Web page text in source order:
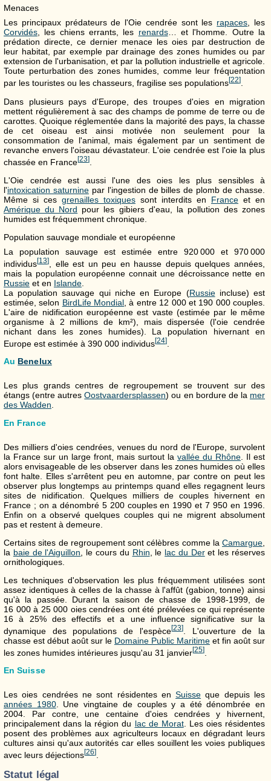
Menaces
Les principaux prédateurs de l'Oie cendrée sont les rapaces, les
Corvidés, les chiens errants, les renards… et l'homme. Outre la
prédation directe, ce dernier menace les oies par destruction de
leur habitat, par exemple par drainage des zones humides ou par
extension de l'urbanisation, et par la pollution industrielle et agricole.
Toute perturbation des zones humides, comme leur fréquentation
par les touristes ou les chasseurs, fragilise ses populations[22]
Dans plusieurs pays d'Europe, des troupes d'oies en migration
mettent régulièrement à sac des champs de pomme de terre ou de
carottes. Quoique réglementée dans la majorité des pays, la chasse
de cet oiseau est ainsi motivée non seulement pour la
consommation de l'animal, mais également par un sentiment de
revanche envers l'oiseau dévastateur. L'oie cendrée est l'oie la plus
chassée en France[23]
L'Oie cendrée est aussi l'une des oies les plus sensibles à
l'intoxication saturninepar l'ingestion de billes de plomb de chasse.
Même si ces grenailles toxiques sont interdits en France et en
Amérique du Nord pour les gibiers d'eau, la pollution des zones
humides est fréquemment chronique.
Population sauvage mondiale et européenne
La population sauvage est estimée entre 920 000 et 970 000
individus[13]
, elle est un peu en hausse depuis quelques années,
mais la population européenne connait une décroissance nette en
Russie et en Islande
La population sauvage qui niche en Europe (Russieincluse) est
estimée, selon BirdLife Mondial , à entre 12 000 et 190 000 couples.
L'aire de nidification européenne est vaste (estimée par le même
organisme à 2 millions de km²), mais dispersée (l'oie cendrée
nichant dans les zones humides). La population hivernant en
Europe est estimée à 390 000 individus[24]
Au Benelux
Les plus grands centres de regroupement se trouvent sur des
étangs (entre autresOostvaardersplassen) ou en bordure de la mer
des Wadden
En France
Des milliers d'oies cendrées, venues du nord de l'Europe, survolent
la France sur un large front, mais surtout la vallée du Rhône . Il est
alors envisageable de les observer dans les zones humides où elles
font halte. Elles s'arrêtent peu en automne, par contre on peut les
observer plus longtemps au printemps quand elles regagnent leurs
sites de nidification. Quelques milliers de couples hivernent en
France ; on a dénombré 5 200 couples en 1990 et 7 950 en 1996.
Enfin on a observé quelques couples qui ne migrent absolument
pas et restent à demeure.
Certains sites de regroupement sont célèbres comme la Camargue
la baie de l'Aiguillon , le cours du Rhin , le lac du Deret les réserves
ornithologiques.
Les techniques d'observation les plus fréquemment utilisées sont
assez identiques à celles de la chasse à l'affût (gabion, tonne) ainsi
qu'à la passée. Durant la saison de chasse de 1998-1999, de
16 000 à 25 000 oies cendrées ont été prélevées ce qui représente
16 à 25% des effectifs et a une influence significative sur la
dynamique des populations de l'espèce[23]. L'ouverture de la
chasse est début août sur le Domaine Public Maritime et fin août sur
les zones humides intérieures jusqu'au 31 janvier[25]
En Suisse
Les oies cendrées ne sont résidentes enSuisse que depuis les
années 1980. Une vingtaine de couples y a été dénombrée en
2004. Par contre, une centaine d'oies cendrées y hivernent,
principalement dans la région du lac de Morat. Les oies résidentes
posent des problèmes aux agriculteurs locaux en dégradant leurs
cultures ainsi qu'aux autorités car elles souillent les voies publiques
avec leurs déjections[26].
Statut légal